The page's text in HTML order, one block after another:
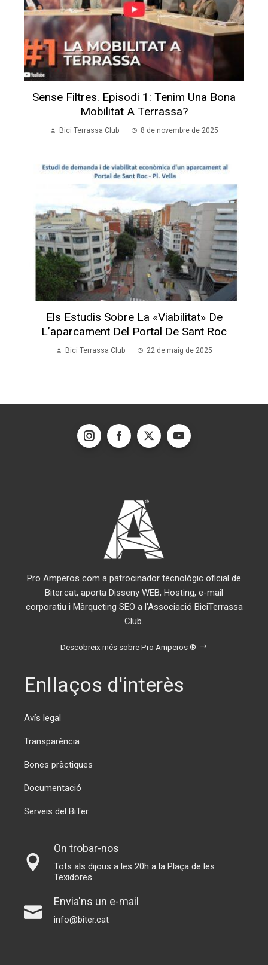
Sense Filtres. Episodi 1: Tenim Una Bona
Mobilitat A Terrassa?
Bici Terrassa Club 8 de novembre de 2025
Els Estudis Sobre La «viabilitat» De
L’aparcament Del Portal De Sant Roc
Bici Terrassa Club 22 de maig de 2025
Pro Amperos com a patrocinador tecnològic oficial de
Biter.cat, aporta Disseny WEB, Hosting, e-mail
corporatiu i Màrqueting SEO a l'Associació BiciTerrassa
Club.
Descobreix més sobre Pro Amperos ®
Enllaços d'interès
Avís legal
Transparència
Bones pràctiques
Documentació
Serveis del BiTer
On trobar-nos
Tots als dijous a les 20h a la Plaça de les
Texidores.
Envia'ns un e-mail
info@biter.cat